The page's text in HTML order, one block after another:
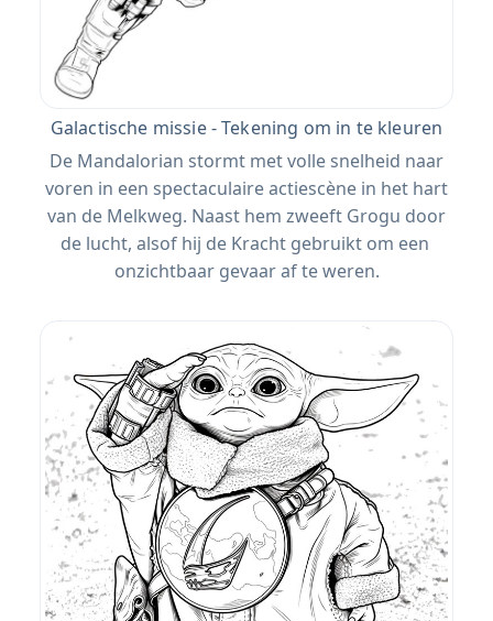
Galactische missie - Tekening om in te kleuren
De Mandalorian stormt met volle snelheid naar
voren in een spectaculaire actiescène in het hart
van de Melkweg. Naast hem zweeft Grogu door
de lucht, alsof hij de Kracht gebruikt om een ​​
onzichtbaar gevaar af te weren.